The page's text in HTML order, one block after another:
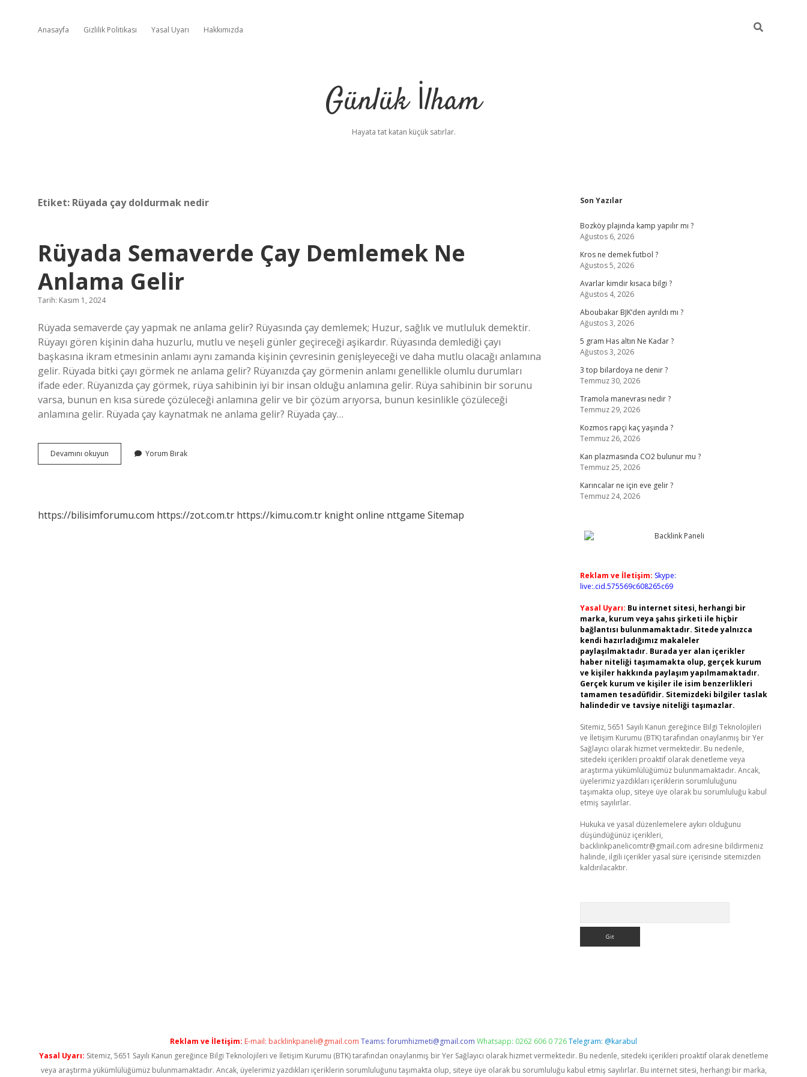
Anasayfa Gizlilik Politikası Yasal Uyarı Hakkımızda
Günlük İlham
Hayata tat katan küçük satırlar.
Etiket: Rüyada çay doldurmak nedir
Rüyada Semaverde Çay Demlemek Ne
Anlama Gelir
Tarih: Kasım 1, 2024
Rüyada semaverde çay yapmak ne anlama gelir? Rüyasında çay demlemek; Huzur, sağlık ve mutluluk demektir.
Rüyayı gören kişinin daha huzurlu, mutlu ve neşeli günler geçireceği aşikardır. Rüyasında demlediği çayı
başkasına ikram etmesinin anlamı aynı zamanda kişinin çevresinin genişleyeceği ve daha mutlu olacağı anlamına
gelir. Rüyada bitki çayı görmek ne anlama gelir? Rüyanızda çay görmenin anlamı genellikle olumlu durumları
ifade eder. Rüyanızda çay görmek, rüya sahibinin iyi bir insan olduğu anlamına gelir. Rüya sahibinin bir sorunu
varsa, bunun en kısa sürede çözüleceği anlamına gelir ve bir çözüm arıyorsa, bunun kesinlikle çözüleceği
anlamına gelir. Rüyada çay kaynatmak ne anlama gelir? Rüyada çay…
Devamını okuyun
Semaverde
Gelir
Yorum Bırak
https://bilisimforumu.com https://zot.com.tr https://kimu.com.tr knight online nttgame Sitemap
Sidebar
Son Yazılar
Bozköy plajında kamp yapılır mı ?
Ağustos 6, 2026
Kros ne demek futbol ?
Ağustos 5, 2026
Avarlar kimdir kısaca bilgi ?
Ağustos 4, 2026
Aboubakar BJK’den ayrıldı mı ?
Ağustos 3, 2026
5 gram Has altın Ne Kadar ?
Ağustos 3, 2026
3 top bilardoya ne denir ?
Temmuz 30, 2026
Tramola manevrası nedir ?
Temmuz 29, 2026
Kozmos rapçi kaç yaşında ?
Temmuz 26, 2026
Kan plazmasında CO2 bulunur mu ?
Temmuz 25, 2026
Karıncalar ne için eve gelir ?
Temmuz 24, 2026
Reklam ve İletişim: Skype:
live:.cid.575569c608265c69
Yasal Uyarı: Bu internet sitesi, herhangi bir
marka, kurum veya şahıs şirketi ile hiçbir
bağlantısı bulunmamaktadır. Sitede yalnızca
kendi hazırladığımız makaleler
paylaşılmaktadır. Burada yer alan içerikler
haber niteliği taşımamakta olup, gerçek kurum
ve kişiler hakkında paylaşım yapılmamaktadır.
Gerçek kurum ve kişiler ile isim benzerlikleri
tamamen tesadüfidir. Sitemizdeki bilgiler taslak
halindedir ve tavsiye niteliği taşımazlar.
Sitemiz, 5651 Sayılı Kanun gereğince Bilgi Teknolojileri
ve İletişim Kurumu (BTK) tarafından onaylanmış bir Yer
Sağlayıcı olarak hizmet vermektedir. Bu nedenle,
sitedeki içerikleri proaktif olarak denetleme veya
araştırma yükümlülüğümüz bulunmamaktadır. Ancak,
üyelerimiz yazdıkları içeriklerin sorumluluğunu
taşımakta olup, siteye üye olarak bu sorumluluğu kabul
etmiş sayılırlar.
Hukuka ve yasal düzenlemelere aykırı olduğunu
düşündüğünüz içerikleri,
backlinkpanelicomtr@gmail.com adresine bildirmeniz
halinde, ilgili içerikler yasal süre içerisinde sitemizden
kaldırılacaktır.
Reklam ve İletişim: E-mail: backlinkpaneli@gmail.com Teams:forumhizmeti@gmail.com Whatsapp: 0262 606 0 726Telegram: @karabul
Yasal Uyarı: Sitemiz, 5651 Sayılı Kanun gereğince Bilgi Teknolojileri ve İletişim Kurumu (BTK) tarafından onaylanmış bir Yer Sağlayıcı olarak hizmet vermektedir. Bu nedenle, sitedeki içerikleri proaktif olarak denetleme
veya araştırma yükümlülüğümüz bulunmamaktadır. Ancak, üyelerimiz yazdıkları içeriklerin sorumluluğunu taşımakta olup, siteye üye olarak bu sorumluluğu kabul etmiş sayılırlar. Bu internet sitesi, herhangi bir marka,